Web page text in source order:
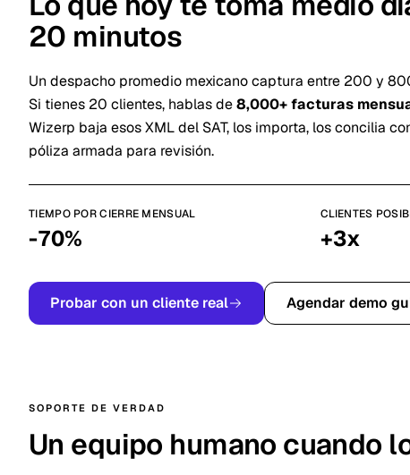
20 minutos
Un despacho promedio mexicano captura entre 200 y
Si tienes 20 clientes, hablas de8,000+ facturas
Wizerp baja esos XML del SAT, los importa, los concilia
póliza armada para revisión.
TIEMPO POR CIERRE MENSUAL
-70%
CLIENTES
+3x
Probar con un cliente real Agendar demo
SOPORTE DE VERDAD
Un equipo humano cuando